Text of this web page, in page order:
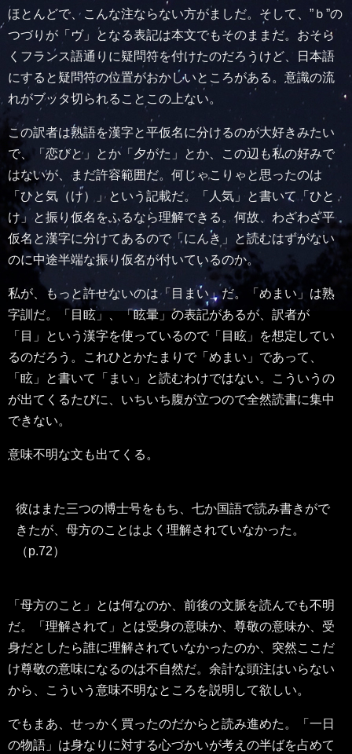
ほとんどで、こんな注ならない方がましだ。そして、”ｂ”の
つづりが「ヴ」となる表記は本文でもそのままだ。おそら
くフランス語通りに疑問符を付けたのだろうけど、日本語
にすると疑問符の位置がおかしいところがある。意識の流
れがブッタ切られることこの上ない。
この訳者は熟語を漢字と平仮名に分けるのが大好きみたい
で、「恋びと」とか「夕がた」とか、この辺も私の好みで
はないが、まだ許容範囲だ。何じゃこりゃと思ったのは
「ひと気（け）」という記載だ。「人気」と書いて「ひと
け」と振り仮名をふるなら理解できる。何故、わざわざ平
仮名と漢字に分けてあるので「にんき」と読むはずがない
のに中途半端な振り仮名が付いているのか。
私が、もっと許せないのは「目まい」だ。「めまい」は熟
字訓だ。「目眩」、「眩暈」の表記があるが、訳者が
「目」という漢字を使っているので「目眩」を想定してい
るのだろう。これひとかたまりで「めまい」であって、
「眩」と書いて「まい」と読むわけではない。こういうの
が出てくるたびに、いちいち腹が立つので全然読書に集中
できない。
意味不明な文も出てくる。
彼はまた三つの博士号をもち、七か国語で読み書きがで
きたが、母方のことはよく理解されていなかった。
（p.72）
「母方のこと」とは何なのか、前後の文脈を読んでも不明
だ。「理解されて」とは受身の意味か、尊敬の意味か、受
身だとしたら誰に理解されていなかったのか、突然ここだ
け尊敬の意味になるのは不自然だ。余計な頭注はいらない
から、こういう意味不明なところを説明して欲しい。
でもまあ、せっかく買ったのだからと読み進めた。「一日
の物語」は身なりに対する心づかいが考えの半ばを占めて